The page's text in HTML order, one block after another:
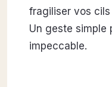
fragiliser vos
Un geste simple
impeccable.